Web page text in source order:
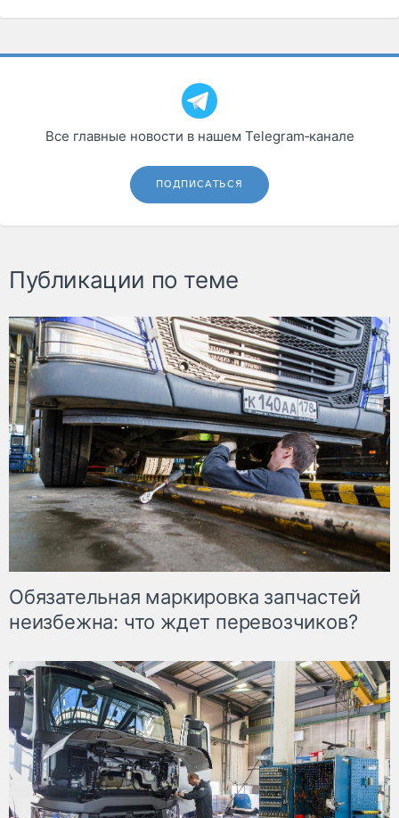
Все главные новости в нашем Telegram‑канале
ПОДПИСАТЬСЯ
Публикации по теме
Обязательная маркировка запчастей
неизбежна: что ждет перевозчиков?